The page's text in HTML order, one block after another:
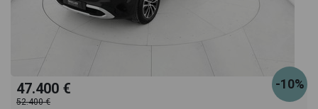
-10%
47.400 €
52.400 €